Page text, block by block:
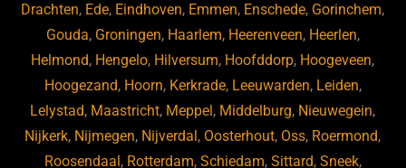
Drachten, Ede, Eindhoven, Emmen, Enschede, Gorinchem,
Gouda, Groningen, Haarlem, Heerenveen, Heerlen,
Helmond, Hengelo, Hilversum, Hoofddorp, Hoogeveen,
Hoogezand, Hoorn, Kerkrade, Leeuwarden, Leiden,
Lelystad, Maastricht, Meppel, Middelburg, Nieuwegein,
Nijkerk, Nijmegen, Nijverdal, Oosterhout, Oss, Roermond,
Roosendaal, Rotterdam, Schiedam, Sittard, Sneek,